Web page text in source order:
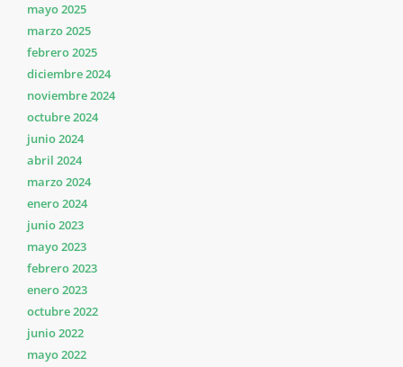
mayo 2025
marzo 2025
febrero 2025
diciembre 2024
noviembre 2024
octubre 2024
junio 2024
abril 2024
marzo 2024
enero 2024
junio 2023
mayo 2023
febrero 2023
enero 2023
octubre 2022
junio 2022
mayo 2022